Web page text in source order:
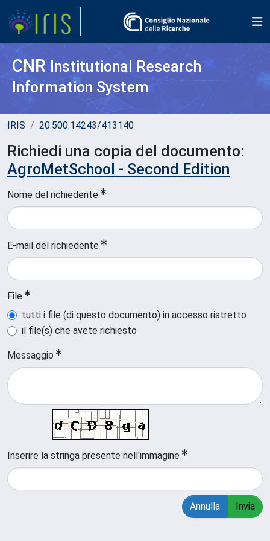
CNR Institutional Research
Information System
IRIS 20.500.14243/413140
Richiedi una copia del documento:
AgroMetSchool - Second Edition
Nome del richiedente
E-mail del richiedente
File
tutti i file (di questo documento) in accesso ristretto
il file(s) che avete richiesto
Messaggio
Inserire la stringa presente nell'immagine
Annulla Invia